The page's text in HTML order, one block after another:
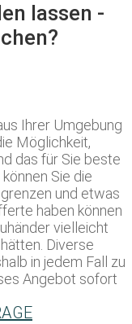
lassen -
Ihrer Umgebung
Möglichkeit,
das für Sie beste
Sie die
und etwas
haben können
vielleicht
Diverse
in jedem Fall zu
Angebot sofort